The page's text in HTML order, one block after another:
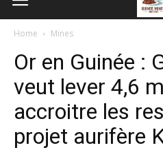
Home Mines
Or en Guinée :
veut lever 4,6
accroitre les
projet aurifère